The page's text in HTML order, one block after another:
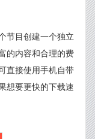
节目创建一个独立
的内容和合理的费
直接使用手机自带
想要更快的下载速